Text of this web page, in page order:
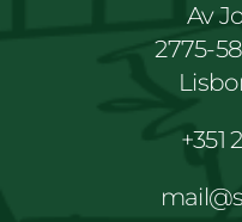
Av
2775-
+351